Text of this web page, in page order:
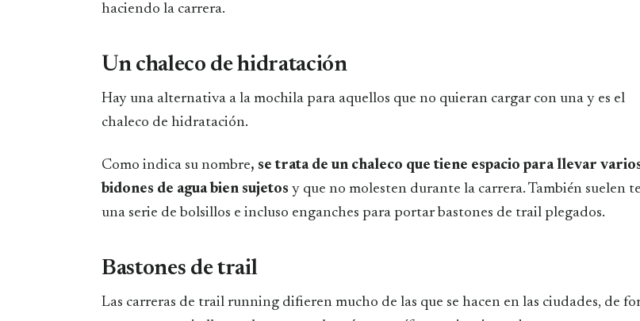
haciendo la carrera.
Un chaleco de hidratación
Hay una alternativa a la mochila para aquellos que no quieran cargar con una y es el
chaleco de hidratación.
Como indica su nombre, se trata de un chaleco que tiene espacio para llevar
bidones de agua bien sujetos y que no molesten durante la carrera. También suelen
una serie de bolsillos e incluso enganches para portar bastones de trail plegados.
Bastones de trail
Las carreras de trail running difieren mucho de las que se hacen en las ciudades, de